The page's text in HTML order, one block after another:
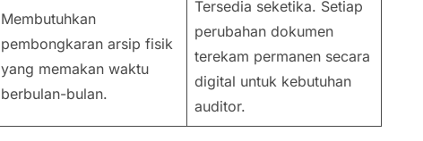
Membutuhkan
pembongkaran arsip fisik
yang memakan waktu
berbulan-bulan.
Tersedia seketika. Setiap
perubahan dokumen
terekam permanen secara
digital untuk kebutuhan
auditor.